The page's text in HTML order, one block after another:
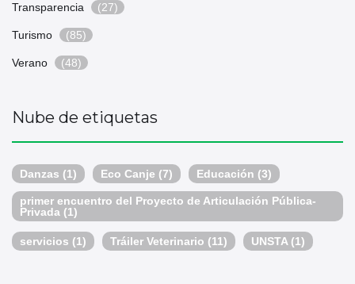
Transparencia (27)
Turismo (85)
Verano (48)
Nube de etiquetas
Danzas (1) Eco Canje (7) Educación (3)
primer encuentro del Proyecto de Articulación Pública-
Privada (1)
servicios (1) Tráiler Veterinario (11) UNSTA(1)